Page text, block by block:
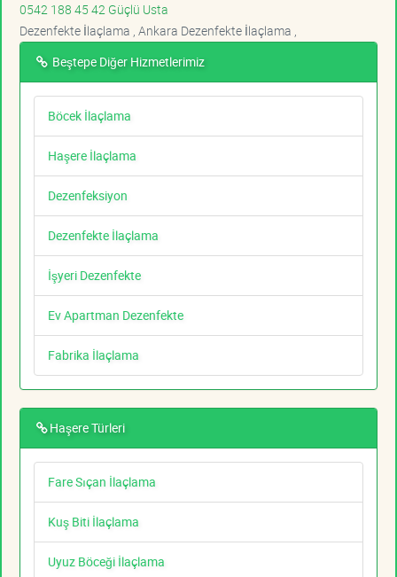
0542 188 45 42 Güçlü Usta
Dezenfekte İlaçlama , Ankara Dezenfekte İlaçlama ,
Beştepe Diğer Hizmetlerimiz
Böcek İlaçlama
Haşere İlaçlama
Dezenfeksiyon
Dezenfekte İlaçlama
İşyeri Dezenfekte
Ev Apartman Dezenfekte
Fabrika İlaçlama
Haşere Türleri
Fare Sıçan İlaçlama
Kuş Biti İlaçlama
Uyuz Böceği İlaçlama